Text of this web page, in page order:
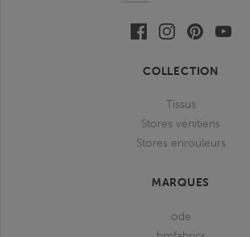
FacebookLinkedinPinterestYoutube
COLLECTION
Tissus
Stores vénitiens
Stores enrouleurs
MARQUES
ode